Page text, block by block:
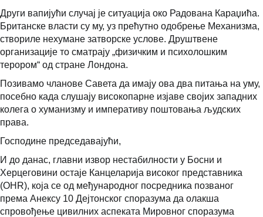
Други вапијући случај је ситуација око Радована Караџића.
Британске власти су му, уз прећутно одобрење Механизма,
створиле нехумане затворске услове. Друштвене
организације то сматрају „физичким и психолошким
терором“ од стране Лондона.
Позивамо чланове Савета да имају ова два питања на уму,
посебно када слушају високопарне изјаве својих западних
колега о хуманизму и императиву поштовања људских
права.
Господине председавајући,
И до данас, главни извор нестабилности у Босни и
Херцеговини остаје Канцеларија високог представника
(OHR), која се од међународног посредника позваног
према Анексу 10 Дејтонског споразума да олакша
спровођење цивилних аспеката Мировног споразума